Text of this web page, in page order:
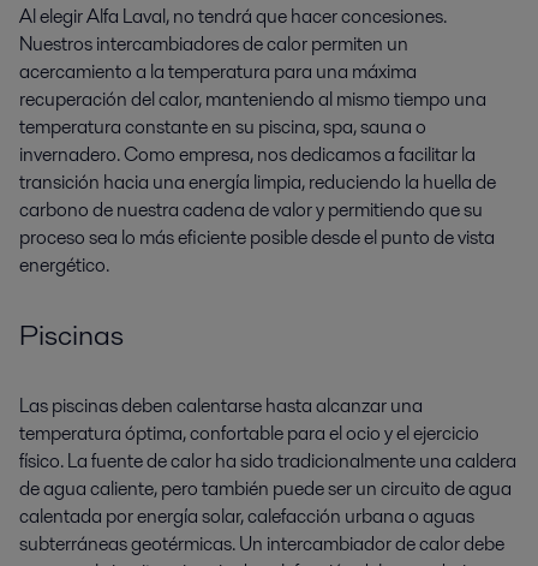
Al elegir Alfa Laval, no tendrá que hacer concesiones.
Nuestros intercambiadores de calor permiten un
acercamiento a la temperatura para una máxima
recuperación del calor, manteniendo al mismo tiempo una
temperatura constante en su piscina, spa, sauna o
invernadero. Como empresa, nos dedicamos a facilitar la
transición hacia una energía limpia, reduciendo la huella de
carbono de nuestra cadena de valor y permitiendo que su
proceso sea lo más eficiente posible desde el punto de vista
energético.
Piscinas
Las piscinas deben calentarse hasta alcanzar una
temperatura óptima, confortable para el ocio y el ejercicio
físico. La fuente de calor ha sido tradicionalmente una caldera
de agua caliente, pero también puede ser un circuito de agua
calentada por energía solar, calefacción urbana o aguas
subterráneas geotérmicas. Un intercambiador de calor debe